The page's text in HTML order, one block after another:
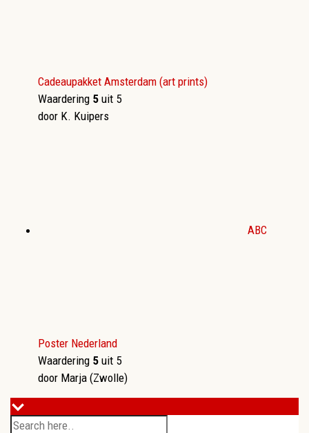
Cadeaupakket Amsterdam (art prints)
Waardering 5 uit 5
door K. Kuipers
ABC
Poster Nederland
Waardering 5 uit 5
door Marja (Zwolle)